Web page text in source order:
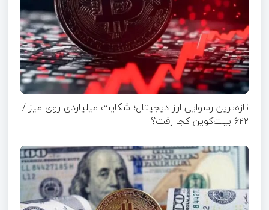
تازه‌ترین رسوایی ارز دیجیتال؛ شکایت میلیاردی روی میز /
۶۲۲ بیت‌کوین کجا رفت؟